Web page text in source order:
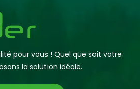
pour vous ! Quel que soit votre
la solution idéale.